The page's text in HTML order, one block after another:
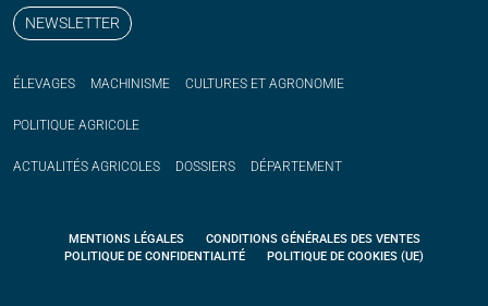
NEWSLETTER
ÉLEVAGES MACHINISME CULTURES ET AGRONOMIE
POLITIQUE AGRICOLE
ACTUALITÉS AGRICOLES DOSSIERS DÉPARTEMENT
MENTIONS LÉGALES
CONDITIONS GÉNÉRALES DES VENTES
POLITIQUE DE CONFIDENTIALITÉ
POLITIQUE DE COOKIES (UE)